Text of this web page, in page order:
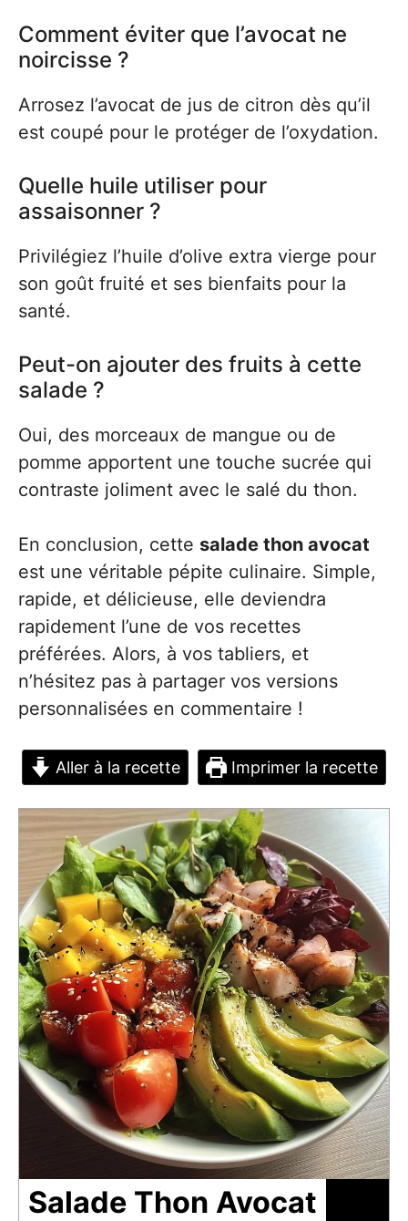
Comment éviter que l’avocat ne
noircisse ?
Arrosez l’avocat de jus de citron dès qu’il
est coupé pour le protéger de l’oxydation.
Quelle huile utiliser pour
assaisonner ?
Privilégiez l’huile d’olive extra vierge pour
son goût fruité et ses bienfaits pour la
santé.
Peut-on ajouter des fruits à cette
salade ?
Oui, des morceaux de mangue ou de
pomme apportent une touche sucrée qui
contraste joliment avec le salé du thon.
En conclusion, cette salade thon avocat
est une véritable pépite culinaire. Simple,
rapide, et délicieuse, elle deviendra
rapidement l’une de vos recettes
préférées. Alors, à vos tabliers, et
n’hésitez pas à partager vos versions
personnalisées en commentaire !
Aller à la recette Imprimer la recette
Salade Thon Avocat